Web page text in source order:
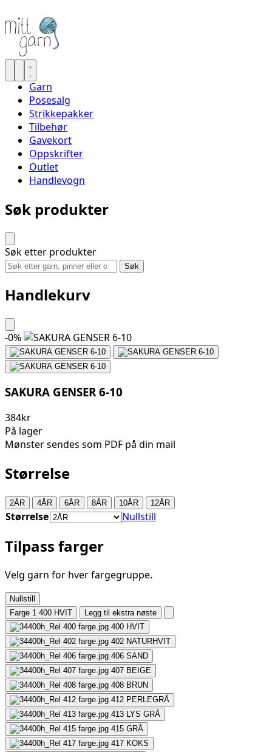
Garn
Posesalg
Strikkepakker
Tilbehør
Gavekort
Oppskrifter
Outlet
Handlevogn
Søk produkter
Søk etter produkter
Søk
Handlekurv
-0%
SAKURA GENSER 6-10
384kr
På lager
Mønster sendes som PDF på din mail
Størrelse
2ÅR 4ÅR 6ÅR 8ÅR 10ÅR 12ÅR
Størrelse Nullstill
Tilpass farger
Velg garn for hver fargegruppe.
Nullstill
Farge 1 400 HVIT
Legg til ekstra nøste
400 HVIT
402 NATURHVIT
406 SAND
407 BEIGE
408 BRUN
412 PERLEGRÅ
413 LYS GRÅ
415 GRÅ
417 KOKS